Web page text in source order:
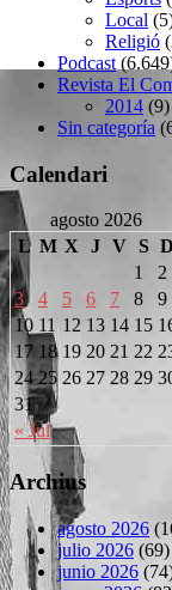
Local
Religió
Podcast
Revista El
2014 (9)
Sin categoría
Calendari
agosto 2026
L M X J V S D
« Jul
1
2
3
4 5 6 7 8
9
10 11 12 13 14 15
17 18 19 20 21 22
24 25 26 27 28 29
31
Archius
agosto 2026
julio 2026 (69)
junio 2026